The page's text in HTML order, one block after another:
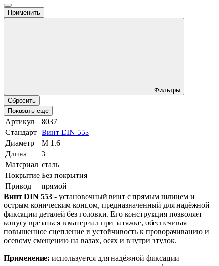
Применить
Фильтры
Сбросить
Показать еще
Артикул
8037
Стандарт Винт DIN 553
Диаметр
М 1.6
Длина
3
Материал сталь
Покрытие Без покрытия
Привод
прямой
Винт DIN 553 - установочный винт с прямым шлицем и
острым коническим концом, предназначенный для надёжной
фиксации деталей без головки. Его конструкция позволяет
конусу врезаться в материал при затяжке, обеспечивая
повышенное сцепление и устойчивость к проворачиванию и
осевому смещению на валах, осях и внутри втулок.
Применение: используется для надёжной фиксации